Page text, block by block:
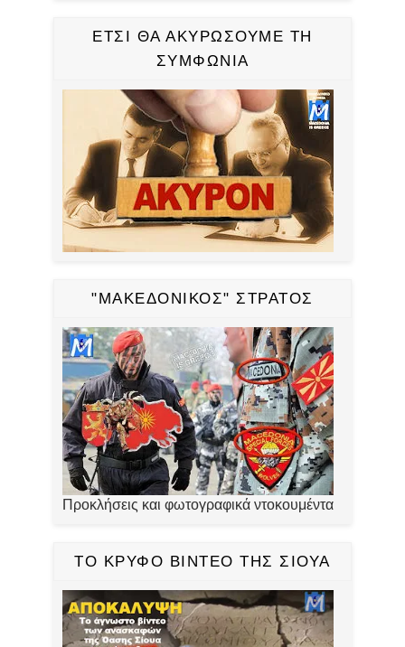
ΕΤΣΙ ΘΑ ΑΚΥΡΩΣΟΥΜΕ ΤΗ
ΣΥΜΦΩΝΙΑ
"ΜΑΚΕΔΟΝΙΚΟΣ" ΣΤΡΑΤΟΣ
Προκλήσεις και φωτογραφικά ντοκουμέντα
ΤΟ ΚΡΥΦΟ ΒΙΝΤΕΟ ΤΗΣ ΣΙΟΥΑ